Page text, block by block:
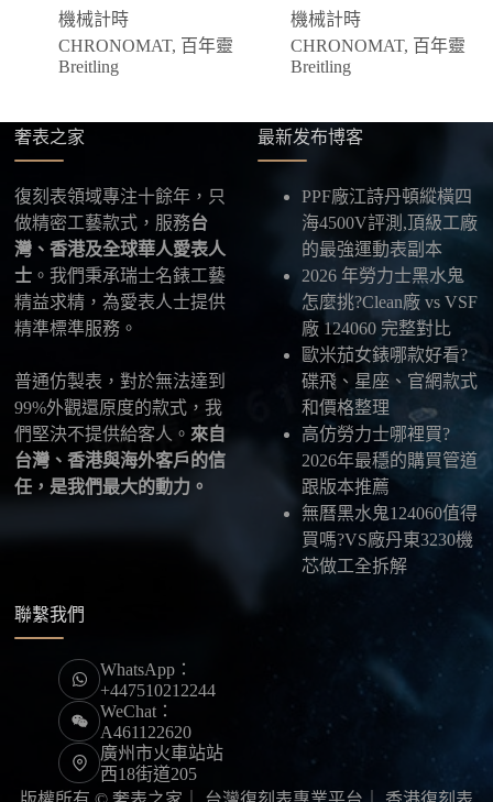
方式，具體以當下說明為準。
四、填寫收件資料與出貨
確認款式與付款後，把收件人姓名、地址及聯絡方式
供最新物流資訊與查件連結。
本店支援寄送至香港、澳門、台灣、欧美以及其他海
外地區，運費會依照目的地與物流方案另行報價，客
服在出貨前會跟您確認清楚。
最後：喜歡就別拖太久，有些熱門款現貨數量有
限，早一步確認，就能早一點戴上喜歡的腕錶。
機械計時
CHRONOMAT, 百年靈
Breitling
機械計時
CHRONOMAT, 百年靈
Breitling
奢表之家
復刻表領域專注十餘年，只
做精密工藝款式，服務台
灣、香港及全球華人愛表人
士 。我們秉承瑞士名錶工藝
精益求精，為愛表人士提供
精準標準服務。
普通仿製表，對於無法達到
99%外觀還原度的款式，我
們堅決不提供給客人。 來自
台灣、香港與海外客戶的信
任，是我們最大的動力。
最新发布博客
PPF廠江詩丹頓縱橫四
海4500V評測,頂級工廠
的最強運動表副本
2026 年勞力士黑水鬼
怎麼挑?Clean廠 vs VSF
廠 124060 完整對比
歐米茄女錶哪款好看?
碟飛、星座、官網款式
和價格整理
高仿勞力士哪裡買?
2026年最穩的購買管道
跟版本推薦
無曆黑水鬼124060值得
買嗎?VS廠丹東3230機
芯做工全拆解
聯繫我們
WhatsApp：
+447510212244
WeChat：
A461122620
廣州市火車站站
西18街道205